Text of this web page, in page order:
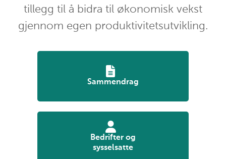
tillegg til å bidra til økonomisk vekst
gjennom egen produktivitetsutvikling.
Sammendrag
Bedrifter og
sysselsatte